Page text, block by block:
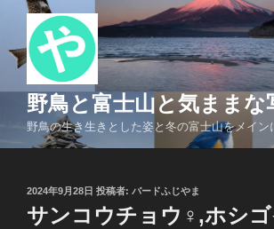
テ
ツ
野鳥と富士山と気ままな
野鳥の生き生きとした姿と冬の富士山をメイン
投
稿
日:
2024年9月28日 投稿者: バードふじやま
サンコウチョウ♀,ホシ